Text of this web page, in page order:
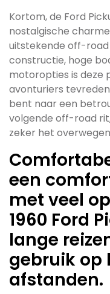
Kortom, de Ford
nostalgische
uitstekende off-
constructie, hoge
motoropties is
avonturiers
bent naar een
volgende off-road rit,
zeker het
een
met veel
1960 Ford
lange
gebruik op
afstanden.